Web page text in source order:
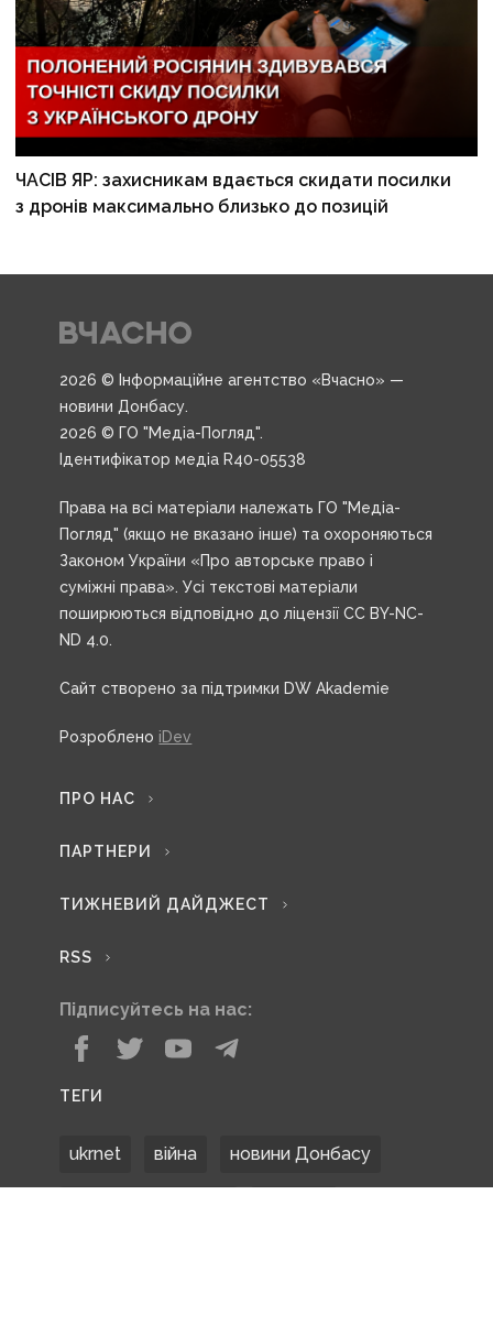
ЧАСІВ ЯР: захисникам вдається скидати посилки
з дронів максимально близько до позицій
2026 © Інформаційне агентство «Вчасно» —
новини Донбасу.
2026 © ГО "Медіа-Погляд".
Ідентифікатор медіа R40-05538
Права на всі матеріали належать ГО "Медіа-
Погляд" (якщо не вказано інше) та охороняються
Законом України «Про авторське право і
суміжні права». Усі текстові матеріали
поширюються відповідно до ліцензії CC BY-NC-
ND 4.0.
Сайт створено за підтримки DW Akademie
Розроблено iDev
ПРО НАС
ПАРТНЕРИ
ТИЖНЕВИЙ ДАЙДЖЕСТ
RSS
Підписуйтесь на нас:
ТЕГИ
ukrnet війна новини Донбасу